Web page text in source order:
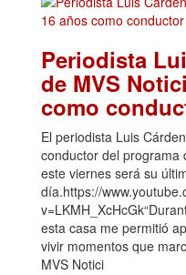
Periodista
de MVS
como
El periodista Luis
conductor del programa
este viernes será su
día.https://
esta casa me permitió
vivir momentos que
MVS Notici